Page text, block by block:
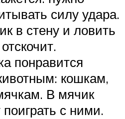
силу удара.
в стену и ловить
понравится
кошкам,
В мячик
с ними.